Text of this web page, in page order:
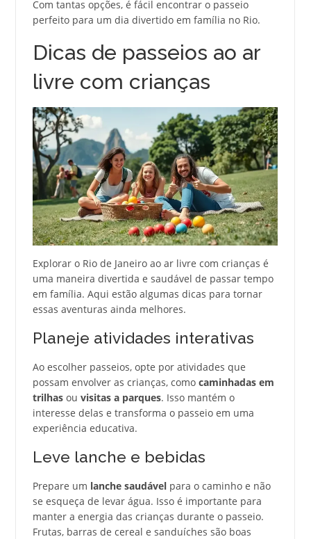
Com tantas opções, é fácil encontrar o passeio
perfeito para um dia divertido em família no Rio.
Dicas de passeios ao ar
livre com crianças
Explorar o Rio de Janeiro ao ar livre com crianças é
uma maneira divertida e saudável de passar tempo
em família. Aqui estão algumas dicas para tornar
essas aventuras ainda melhores.
Planeje atividades interativas
Ao escolher passeios, opte por atividades que
possam envolver as crianças, como caminhadas em
trilhasou visitas a parques. Isso mantém o
interesse delas e transforma o passeio em uma
experiência educativa.
Leve lanche e bebidas
Prepare um lanche saudávelpara o caminho e não
se esqueça de levar água. Isso é importante para
manter a energia das crianças durante o passeio.
Frutas, barras de cereal e sanduíches são boas